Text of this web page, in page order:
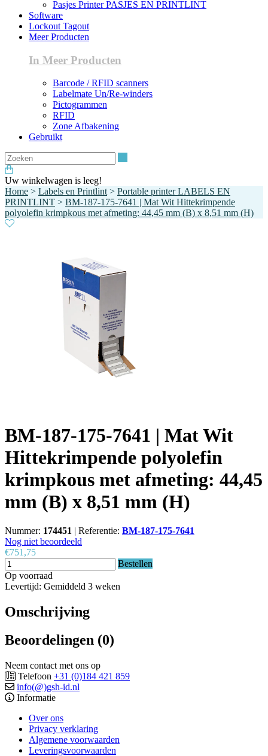
Pasjes Printer PASJES EN PRINTLINT
Software
Lockout Tagout
Meer Producten
In Meer Producten
Barcode / RFID scanners
Labelmate Un/Re-winders
Pictogrammen
RFID
Zone Afbakening
Gebruikt
Uw winkelwagen is leeg!
Home > Labels en Printlint > Portable printer LABELS EN
PRINTLINT > BM-187-175-7641 | Mat Wit Hittekrimpende
polyolefin krimpkous met afmeting: 44,45 mm (B) x 8,51 mm (H)
BM-187-175-7641 | Mat Wit
Hittekrimpende polyolefin
krimpkous met afmeting: 44,45
mm (B) x 8,51 mm (H)
Nummer: 174451 | Referentie: BM-187-175-7641
Nog niet beoordeeld
€751,75
Bestellen
Op voorraad
Levertijd: Gemiddeld 3 weken
Omschrijving
Beoordelingen (0)
Neem contact met ons op
Telefoon +31 (0)184 421 859
info(@)gsh-id.nl
Informatie
Over ons
Privacy verklaring
Algemene voorwaarden
Leveringsvoorwaarden